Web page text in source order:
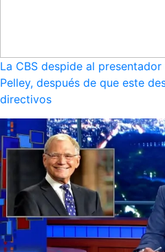
La CBS despide al presentador
Pelley, después de que este
directivos